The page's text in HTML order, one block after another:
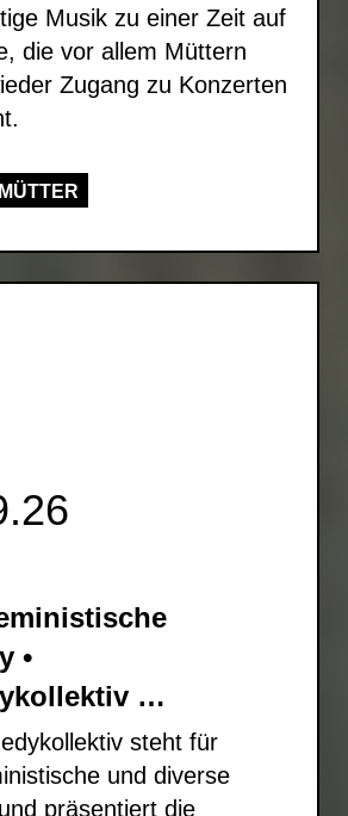
Musik zu einer Zeit auf
die vor allem Müttern
Zugang zu Konzerten
MÜTTER
•
…
steht für
und diverse
präsentiert die